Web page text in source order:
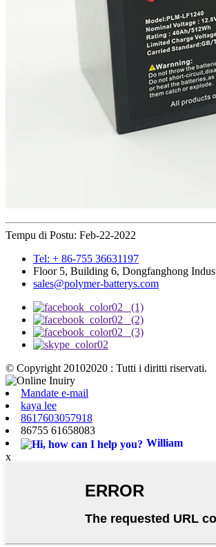
Tempu di Postu: Feb-22-2022
Tel: + 86-755 36631197
Floor 5, Building 6, Dongfanghong
sales@polymer-batterys.com
© Copyright 20102020 : Tutti i diritti riservati.
Mandate e-mail
kaya lee
8617603057918
86755 61658083
William
x